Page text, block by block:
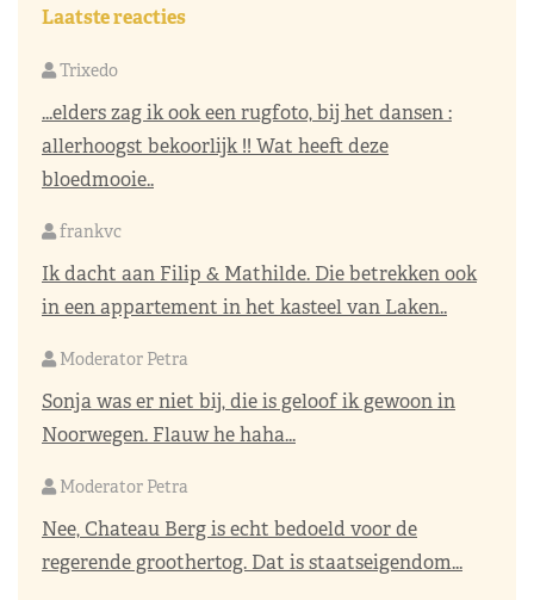
Laatste reacties
Trixedo
...elders zag ik ook een rugfoto, bij het dansen :
allerhoogst bekoorlijk !! Wat heeft deze
bloedmooie..
frankvc
Ik dacht aan Filip & Mathilde. Die betrekken ook
in een appartement in het kasteel van Laken..
Moderator Petra
Sonja was er niet bij, die is geloof ik gewoon in
Noorwegen. Flauw he haha...
Moderator Petra
Nee, Chateau Berg is echt bedoeld voor de
regerende groothertog. Dat is staatseigendom...